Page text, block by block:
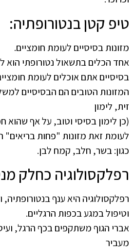
טיפ קטן בנטורופתיה:
מזונות בסיסיים לעומת חומציים.
אחד הכלים בתשאול נטורופתי הוא
בסיסיים אתם אוכלים לעומת
המזונות הטובים הם הבסיסיים
זית, לימון
(כן לימון בסיסי וטוב, על אף שהוא
לעומת זאת מזונות "פחות בריאים"
כגון: בשר, חלב, קמח לבן.
רפלקסולוגיה כחלק
רפלקסולוגיה היא ענף בנטורופתיה,
וטיפול במגע בכפות הרגליים.
אברי הגוף משתקפים בכף הרגל,
מעביר